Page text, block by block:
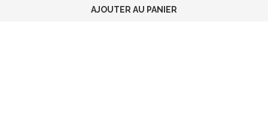
AJOUTER AU PANIER